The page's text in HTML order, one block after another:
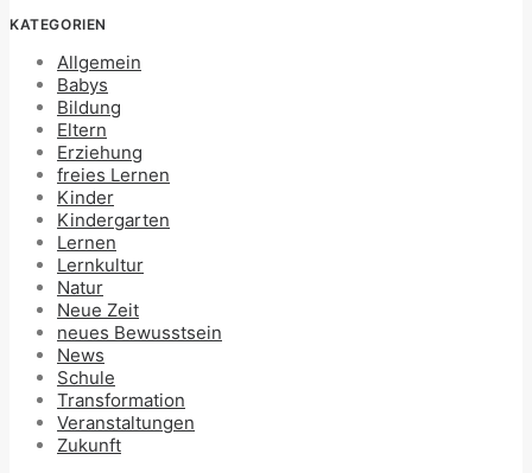
KATEGORIEN
Allgemein
Babys
Bildung
Eltern
Erziehung
freies Lernen
Kinder
Kindergarten
Lernen
Lernkultur
Natur
Neue Zeit
neues Bewusstsein
News
Schule
Transformation
Veranstaltungen
Zukunft